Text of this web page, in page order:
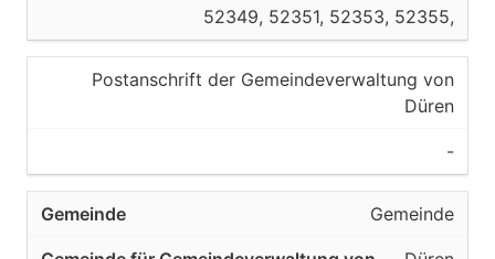
52349, 52351, 52353, 52355,
Postanschrift der Gemeindeverwaltung von
Düren
-
Gemeinde